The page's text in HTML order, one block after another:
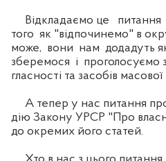
Відкладаємо це питання
того як "відпочинемо" в
може, вони нам додадуть
зберемося і проголосуємо
гласності та засобів
А тепер у нас питання
дію Закону УРСР "Про
до окремих його статей.